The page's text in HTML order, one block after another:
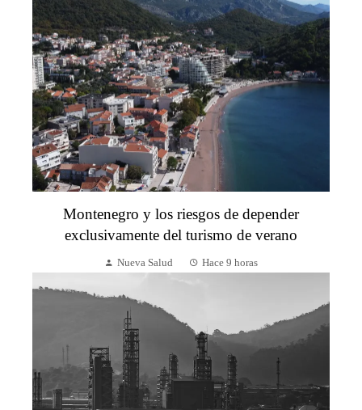
Montenegro y los riesgos de depender
exclusivamente del turismo de verano
Nueva Salud Hace 9 horas